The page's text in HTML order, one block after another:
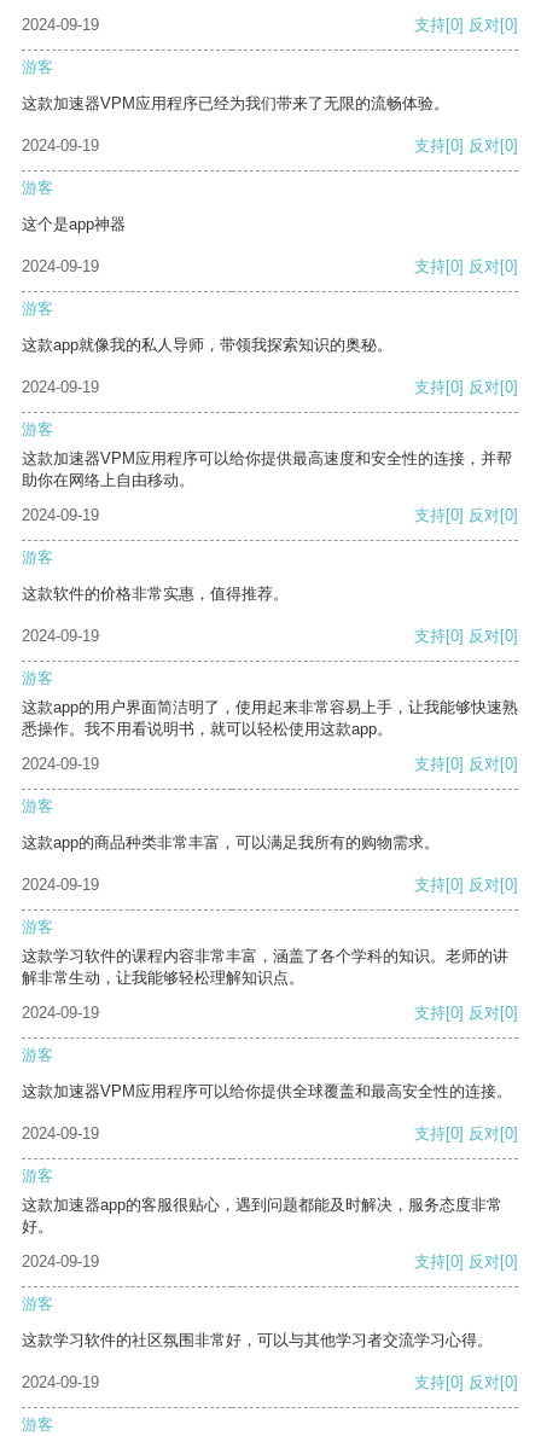
2024-09-19 支持[0] 反对[0]
游客
这款加速器VPM应用程序已经为我们带来了无限的流畅体验。
2024-09-19 支持[0] 反对[0]
游客
这个是app神器
2024-09-19 支持[0] 反对[0]
游客
这款app就像我的私人导师，带领我探索知识的奥秘。
2024-09-19 支持[0] 反对[0]
游客
这款加速器VPM应用程序可以给你提供最高速度和安全性的连接，并帮
助你在网络上自由移动。
2024-09-19
支持[0] 反对[0]
游客
这款软件的价格非常实惠，值得推荐。
2024-09-19 支持[0] 反对[0]
游客
这款app的用户界面简洁明了，使用起来非常容易上手，让我能够快速熟
悉操作。我不用看说明书，就可以轻松使用这款app。
2024-09-19
支持[0] 反对[0]
游客
这款app的商品种类非常丰富，可以满足我所有的购物需求。
2024-09-19 支持[0] 反对[0]
游客
这款学习软件的课程内容非常丰富，涵盖了各个学科的知识。老师的讲
解非常生动，让我能够轻松理解知识点。
2024-09-19
支持[0] 反对[0]
游客
这款加速器VPM应用程序可以给你提供全球覆盖和最高安全性的连接。
2024-09-19 支持[0] 反对[0]
游客
这款加速器app的客服很贴心，遇到问题都能及时解决，服务态度非常
好。
2024-09-19
支持[0] 反对[0]
游客
这款学习软件的社区氛围非常好，可以与其他学习者交流学习心得。
2024-09-19 支持[0] 反对[0]
游客